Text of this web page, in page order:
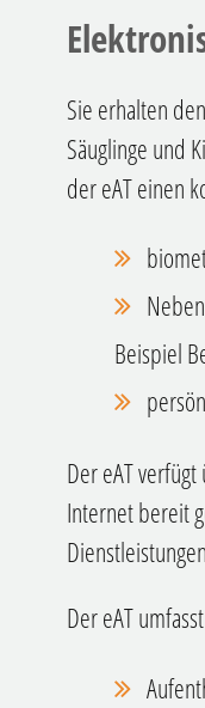
Sie erhalten
Säuglinge und
der eAT einen
Beispiel
Der eAT
Internet bereit
Der eAT